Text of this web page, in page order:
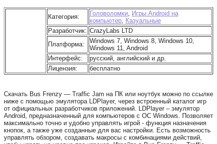
Категория: Головоломки, Игры Android на
компьютер, Казуальные
Разработчик: CrazyLabs LTD
Платформа:
Windows 7, Windows 8, Windows 10,
Windows 11, Android
Интерфейс:
русский, английский и др.
Лицензия:
бесплатно
Скачать Bus Frenzy — Traffic Jam на ПК или ноутбук можно по ссылке
ниже с помощью эмулятора LDPlayer, через встроенный каталог игр
от официальных разработчиков приложений. LDPlayer – эмулятор
Android, предназначенный для компьютеров с ОС Windows. Позволяет
максимально точно и удобно управлять игрой - функция назначения
кнопок, а также уже созданные для вас настройки. Есть возможность
управлять обзором, создавать макросы с комбинациями действий,